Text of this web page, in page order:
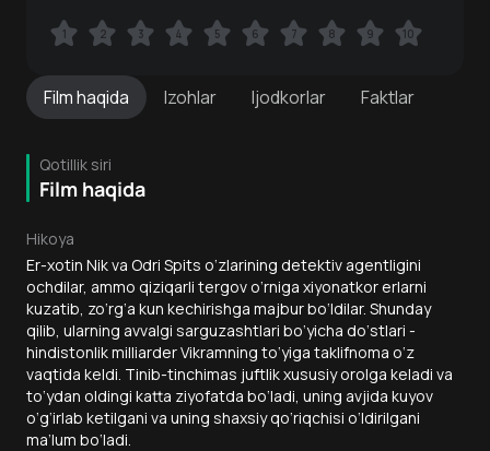
Filmhaqida Izohlar Ijodkorlar Faktlar
Qotillik siri
Film haqida
Hikoya
Er-xotin Nik va Odri Spits o‘zlarining detektiv agentligini
ochdilar, ammo qiziqarli tergov o‘rniga xiyonatkor erlarni
kuzatib, zo‘rg‘a kun kechirishga majbur bo‘ldilar. Shunday
qilib, ularning avvalgi sarguzashtlari bo‘yicha do‘stlari -
hindistonlik milliarder Vikramning to‘yiga taklifnoma o‘z
vaqtida keldi. Tinib-tinchimas juftlik xususiy orolga keladi va
to‘ydan oldingi katta ziyofatda bo‘ladi, uning avjida kuyov
o‘g‘irlab ketilgani va uning shaxsiy qo‘riqchisi o‘ldirilgani
ma’lum bo‘ladi.
1 2 3 4 5 6 7 8 9 10
1 2 3 4 5 6 7 8 9 10